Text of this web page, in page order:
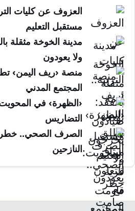
العزوف عن كليات
مستقبل التعليم
مدينة الخوخة مثقلة
ولا يعودون
منصة ‹ريف اليمن›
المجتمع المدني
‹الظهرة› في
التضاريس
الصرف الصحي..
النازحين